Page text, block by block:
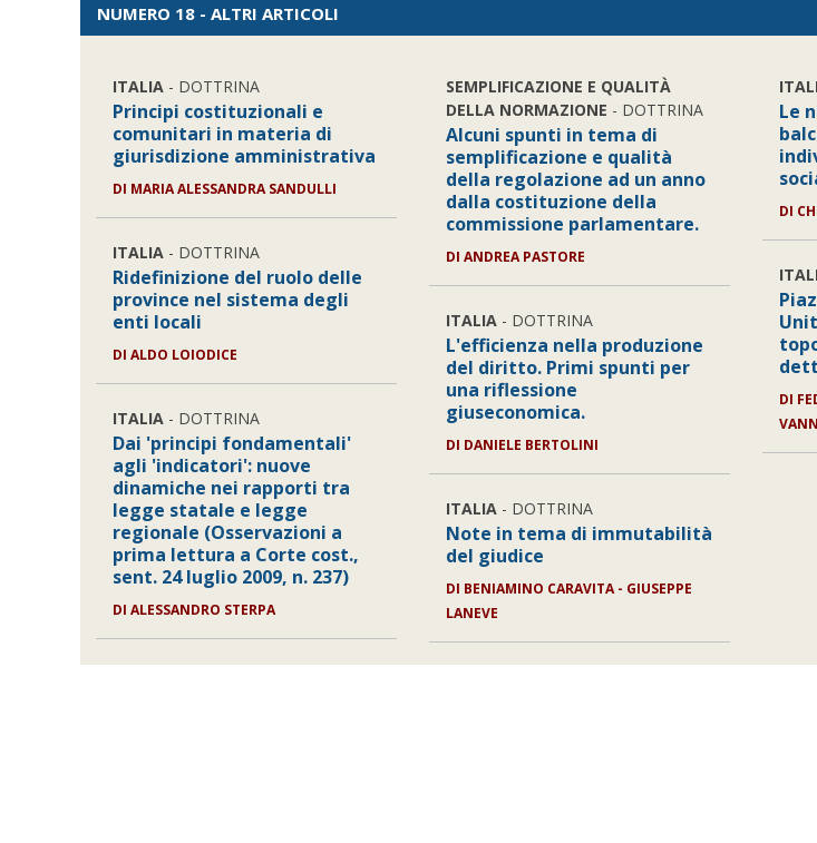
NUMERO 18 - ALTRI ARTICOLI
ITALIA - DOTTRINA
Principi costituzionali e
comunitari in materia di
giurisdizione amministrativa
DI MARIA ALESSANDRA SANDULLI
ITALIA - DOTTRINA
Ridefinizione del ruolo delle
province nel sistema degli
enti locali
DI ALDO LOIODICE
ITALIA - DOTTRINA
Dai 'principi fondamentali'
agli 'indicatori': nuove
dinamiche nei rapporti tra
legge statale e legge
regionale (Osservazioni a
prima lettura a Corte cost.,
sent. 24 luglio 2009, n. 237)
DI ALESSANDRO STERPA
SEMPLIFICAZIONE E QUALITÀ
DELLA NORMAZIONE - DOTTRINA
Alcuni spunti in tema di
semplificazione e qualità
della regolazione ad un anno
dalla costituzione della
commissione parlamentare.
DI ANDREA PASTORE
ITALIA - DOTTRINA
L'efficienza nella produzione
del diritto. Primi spunti per
una riflessione
giuseconomica.
DI DANIELE BERTOLINI
ITALIA - DOTTRINA
Note in tema di immutabilità
del giudice
DI BENIAMINO CARAVITA - GIUSEPPE
LANEVE
Le
DI
DI